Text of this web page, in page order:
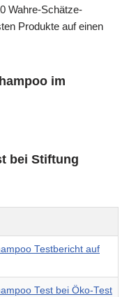
Wahre-Schätze-
Produkte auf einen
im
bei Stiftung
Testbericht auf
Test bei Öko-Test